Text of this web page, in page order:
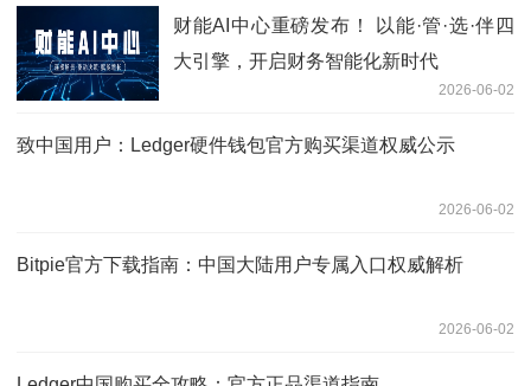
财能AI中心重磅发布！ 以能·管·选·伴四
大引擎，开启财务智能化新时代
2026-06-02
致中国用户：Ledger硬件钱包官方购买渠道权威公示
2026-06-02
Bitpie官方下载指南：中国大陆用户专属入口权威解析
2026-06-02